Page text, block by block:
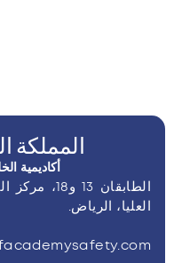
المملكة
أكاديمية
الطابقان
العليا، الرياض.